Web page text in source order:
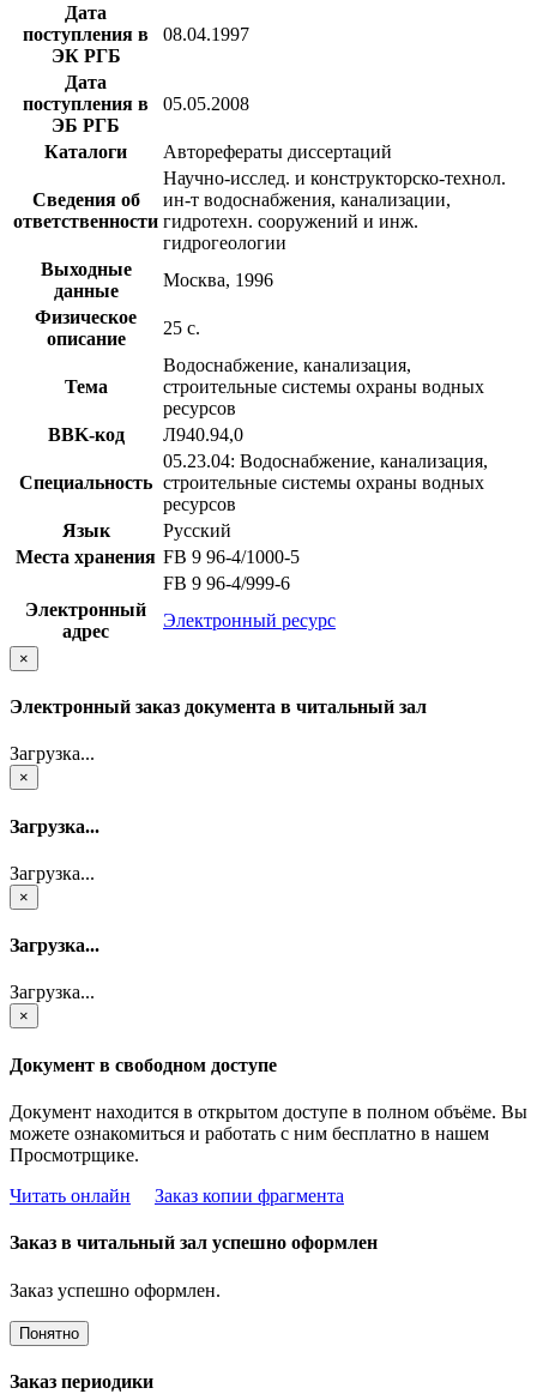
Дата
поступления в
ЭК РГБ
08.04.1997
Дата
поступления в
ЭБ РГБ
05.05.2008
Каталоги Авторефераты диссертаций
Сведения об
ответственности
Научно-исслед. и конструкторско-технол.
ин-т водоснабжения, канализации,
гидротехн. сооружений и инж.
гидрогеологии
Выходные
данные
Москва, 1996
Физическое
описание
25 с.
Тема
Водоснабжение, канализация,
строительные системы охраны водных
ресурсов
BBK-код
Л940.94,0
Специальность
05.23.04: Водоснабжение, канализация,
строительные системы охраны водных
ресурсов
Язык
Русский
Места хранения FB 9 96-4/1000-5
FB 9 96-4/999-6
Электронный
адрес
Электронный ресурс
×
Электронный заказ документа в читальный зал
Загрузка...
×
Загрузка...
Загрузка...
×
Загрузка...
Загрузка...
×
Документ в свободном доступе
Документ находится в открытом доступе в полном объёме. Вы
можете ознакомиться и работать с ним бесплатно в нашем
Просмотрщике.
Читать онлайн
Заказ копии фрагмента
Заказ в читальный зал успешно оформлен
Заказ успешно оформлен.
Понятно
Заказ периодики